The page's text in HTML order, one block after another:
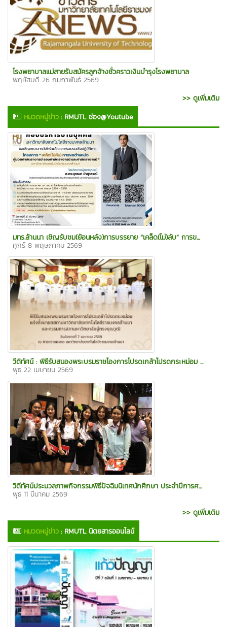
โรงพยาบาลแม่สายรับสมัครลูกจ้างชั่วคราวเงินบำรุงโรงพยาบาล
พฤหัสบดี 26 กุมภาพันธ์ 2569
>> ดูเพิ่มเติม
หมวดหมู่ข่าว: RMUTL ช่อง@Youtube
มทร.ล้านนา เชิญรับชม(ย้อนหลัง)การบรรยาย “เคล็ด(ไม่)ลับ” การข...
ศุกร์ 8 พฤษภาคม 2569
วีดิทัศน์ : พิธีรับสนองพระบรมราชโองการโปรดเกล้าโปรดกระหม่อม ...
พุธ 22 เมษายน 2569
วิดีทัศน์ประมวลภาพกิจกรรมพิธีปัจฉิมนิเทศนักศึกษา ประจำปีการศ...
พุธ 11 มีนาคม 2569
>> ดูเพิ่มเติม
หมวดหมู่ข่าว: RMUTL นิตยสารออนไลน์